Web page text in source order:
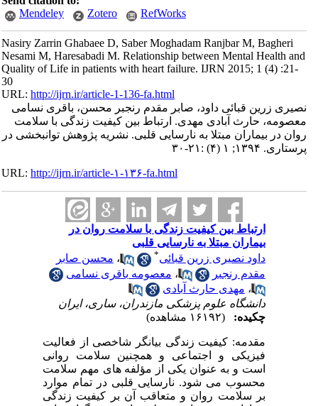
Mendeley
Zotero RefWorks
Nasiry Zarrin Ghabaee D, Saber Moghadam Ranjbar M, Bagheri
Nesami M, Haresabadi M. Relationship between Mental Health and
Quality of Life in patients with heart failure. IJRN 2015; 1 (4) :21-
30
URL:http://ijrn.ir/article-1-136-fa.html
نصیری زرین قبائی داود، صابر مقدم رنجبر محسن، باقری نسامی
معصومه، حارث آبادی مهدی. ارتباط بین کیفیت زندگی با سلامت
روان در بیماران مبتلا به نارسایی قلبی. نشریه پژوهش توانبخشی در
پرستاری. ۱۳۹۴; ۱ (۴) :۲۱-۳۰
URL:http://ijrn.ir/article-۱-۱۳۶-fa.html
ارتباط بین کیفیت زندگی با سلامت روان در
بیماران مبتلا به نارسایی قلبی
داود نصیری زرین قبائی
،محسن صابر
مقدم رنجبر
،معصومه باقری نسامی
،مهدی حارث آبادی
دانشگاه علوم پزشکی مازندران، ساری، ایران
چکیده:
مقدمه: کیفیت زندگی بیانگر شاخصی از فعالیت
فیزیکی و اجتماعی و همچنین سلامت روانی
است و به عنوان یکی از مؤلفه های مهم سلامت
محسوب می شود. نارسایی قلبی در تمام موارد
بر سلامت روان و متعاقب آن بر کیفیت زندگی